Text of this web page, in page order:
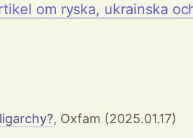
om ryska, ukrainska
, Oxfam (2025.01.17)